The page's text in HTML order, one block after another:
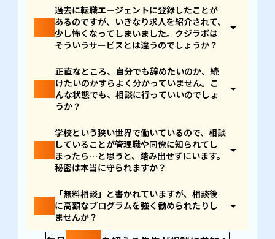
まで積み上げてきた強みを再発見しながら、本当に納
得できるキャリアを選ぶ場所です。
これまで4,000名以上の先生方の相談に向き合い、
なく、「自分にとっての納得を見つける場所」として
選ばれています。
そのご経験、本当によくお聞きします。「学級経営の
重さ」「年度替わりの異動の心労」「保護者対応の独
特な気疲れ」一般のキャリア相談では、まず説明から
始めなければならず、それだけで疲れてしまいますよ
クジラボのメンターは、元教員の経歴を持つメンバー
を中心に、採用合格率1%を通過した50名以上が在籍
しています。教員の皆様が抱える悩みを理解できる体
過去に転職エージェントに登録したことが
あるのですが、いきなり求人を紹介されて、
少し怖くなってしまいました。クジラボは
そういうサービスとは違うのでしょうか？
arrow_drop_up
はい、全く違うサービスです。
転職エージェントは、転職が決まって初めて報酬が発
生する仕組みのため、構造的に「転職を勧める」方向
ける」という選択肢も対等に扱います。
事実、ご相談に来られる先生の約8割が、転職を決め
ずに来られています。求人を押し付けることは一切あ
りません。まず、あなたの気持ちを整理するために無
料相談に、ぜひお越しください。
正直なところ、自分でも辞めたいのか、続
けたいのかすらよく分かっていません。こ
んな状態でも、相談に行っていいのでしょ
うか？
arrow_drop_up
もちろんです。むしろ、その状態の方こそ来ていただ
きたいと思っています。
ご相談に来られる先生の約8割が、何も決めずに来ら
あるのかな」その問いを抱えた段階で来ていただくこ
とこそ、私たちが一番大切にしている時間です。
学校という狭い世界で働いているので、相談
していることが管理職や同僚に知られてし
まったら…と思うと、踏み出せずにいます。
秘密は本当に守られますか？
arrow_drop_up
そのご不安、私たちが一番大切に向き合っている部分
です。
ご相談内容・事前アンケートの回答・お名前を含むす
「無料相談」と書かれていますが、相談後
に高額なプログラムを強く勧められたりし
ませんか？
arrow_drop_up